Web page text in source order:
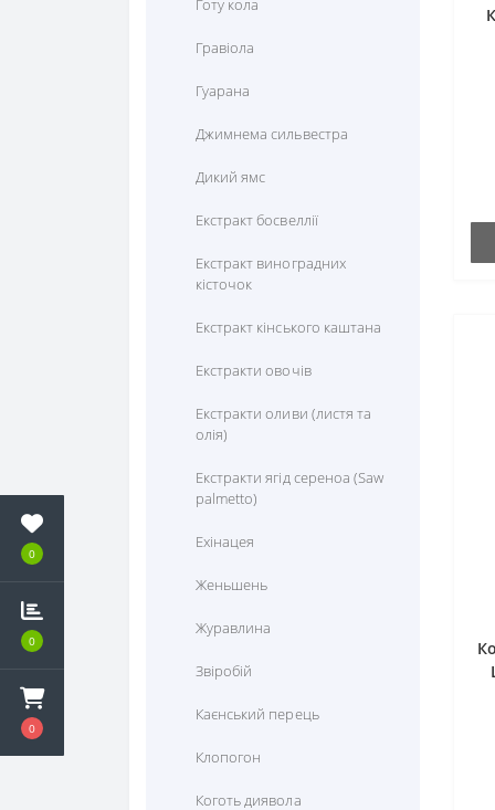
0
0
0
Цитрулін
головного мозку
Для профілактики роботи
нирок
Для профілактики слуху
Знеболюючі
Кістки та суглоби
Готу кола
Гравіола
Гуарана
Джимнема сильвестра
Дикий ямс
Екстракт босвеллії
Екстракт виноградних
кісточок
Екстракт кінського каштана
Екстракти овочів
Екстракти оливи (листя та
олія)
Екстракти ягід сереноа (Saw
palmetto)
Ехінацея
Женьшень
Журавлина
Звіробій
Каєнський перець
Клопогон
Коготь диявола